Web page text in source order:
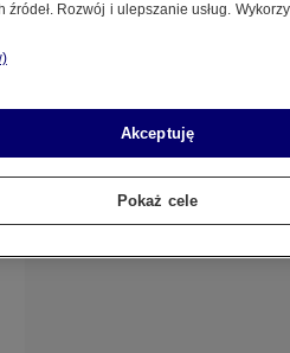
Korei Północnej Kim
w sobotę
agencja Yonhap.
źródeł. Rozwój i ulepszanie usług.
Akceptuję
Pokaż cele